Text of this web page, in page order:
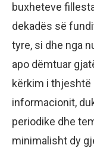
buxheteve
dekadës së
tyre, si dhe nga
apo dëmtuar
kërkim i thjeshtë
informacionit,
periodike dhe
minimalisht dy